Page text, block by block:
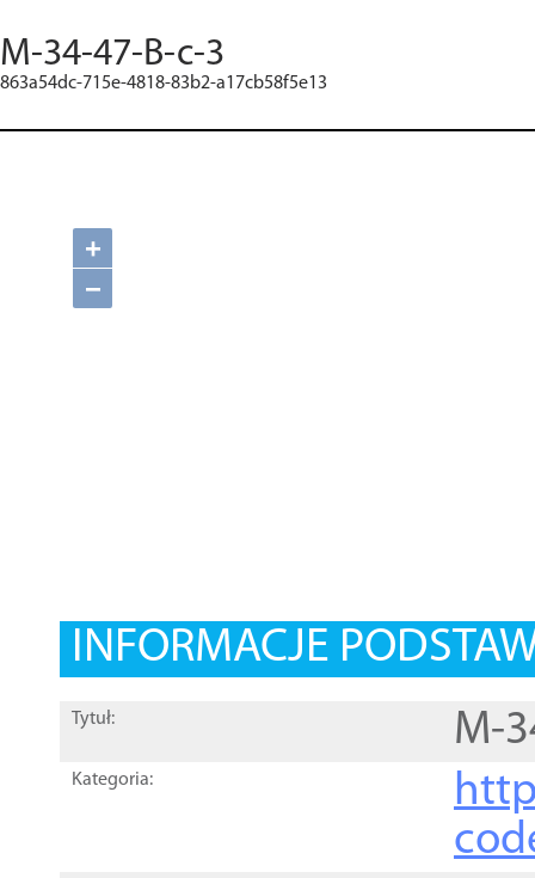
M-34-47-B-c-3
863a54dc-715e-4818-83b2-a17cb58f5e13
+
−
INFORMACJE
Tytuł: M-
Kategoria: